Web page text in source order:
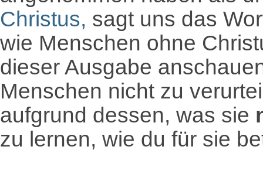
Christus, sagt uns das
wie Menschen ohne
dieser Ausgabe
Menschen nicht zu
aufgrund dessen, was sie
zu lernen, wie du für sie